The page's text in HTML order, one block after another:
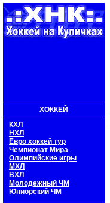
ХОККЕЙ
КХЛ
НХЛ
Евро хоккей тур
Чемпионат Мира
Олимпийские игры
МХЛ
ВХЛ
Молодежный ЧМ
Юниорский ЧМ